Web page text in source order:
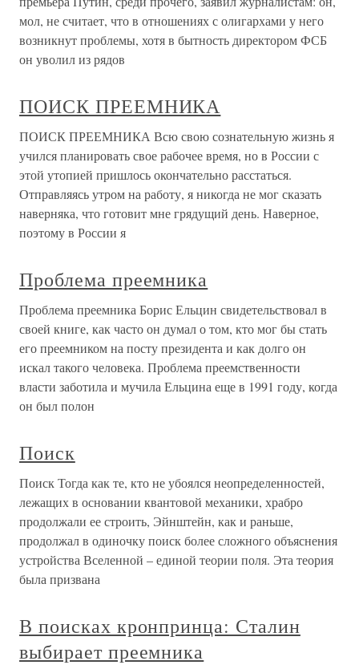
мол, не считает, что в отношениях с олигархами у него
возникнут проблемы, хотя в бытность директором ФСБ
он уволил из рядов
ПОИСК ПРЕЕМНИКА
ПОИСК ПРЕЕМНИКА Всю свою сознательную жизнь я
учился планировать свое рабочее время, но в России с
этой утопией пришлось окончательно расстаться.
Отправляясь утром на работу, я никогда не мог сказать
наверняка, что готовит мне грядущий день. Наверное,
поэтому в России я
Проблема преемника
Проблема преемника Борис Ельцин свидетельствовал в
своей книге, как часто он думал о том, кто мог бы стать
его преемником на посту президента и как долго он
искал такого человека. Проблема преемственности
власти заботила и мучила Ельцина еще в 1991 году, когда
он был полон
Поиск
Поиск Тогда как те, кто не убоялся неопределенностей,
лежащих в основании квантовой механики, храбро
продолжали ее строить, Эйнштейн, как и раньше,
продолжал в одиночку поиск более сложного объяснения
устройства Вселенной – единой теории поля. Эта теория
была призвана
В поисках кронпринца: Сталин
выбирает преемника